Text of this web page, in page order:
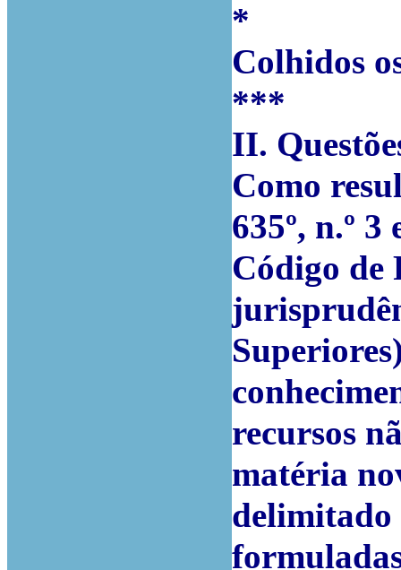
*
Colhidos
***
II.
Como
635º, n.º 3
Código de
recursos
matéria
delimitado